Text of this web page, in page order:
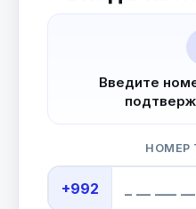
Введите
НОМЕР
+992